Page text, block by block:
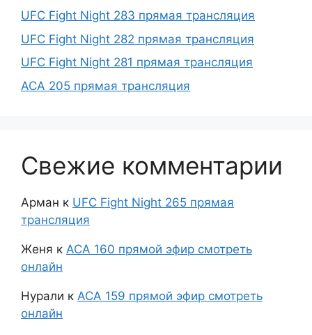
UFC Fight Night 283 прямая трансляция
UFC Fight Night 282 прямая трансляция
UFC Fight Night 281 прямая трансляция
ACA 205 прямая трансляция
Свежие комментарии
Арман к UFC Fight Night 265 прямая
трансляция
Женя к АСА 160 прямой эфир смотреть
онлайн
Нурали к АСА 159 прямой эфир смотреть
онлайн